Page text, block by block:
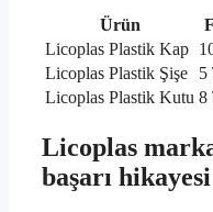
Ürün
Licoplas Plastik Kap
Licoplas Plastik Şişe
5
Licoplas Plastik Kutu 8
Licoplas
başarı hikayesi